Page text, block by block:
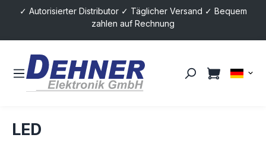
springen
✓ Autorisierter Distributor ✓ Täglicher Versand ✓ Bequem
zahlen auf Rechnung
LED